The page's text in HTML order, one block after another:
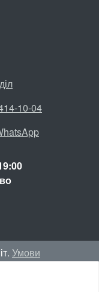
10-04
Умови